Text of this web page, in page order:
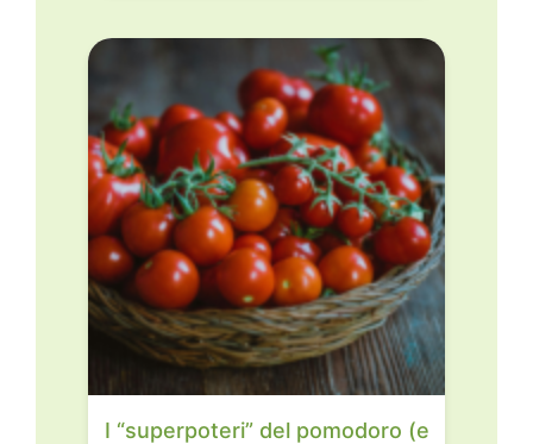
I “superpoteri” del pomodoro (e